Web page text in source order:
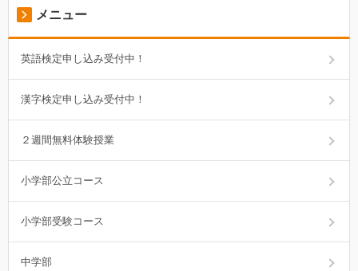
メニュー
英語検定申し込み受付中！
漢字検定申し込み受付中！
２週間無料体験授業
小学部公立コース
小学部受験コース
中学部